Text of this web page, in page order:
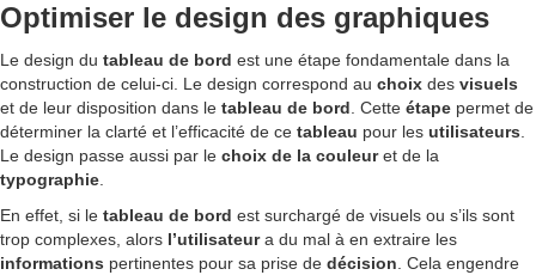
Optimiser le design des graphiques
Le design du tableau de bord est une étape fondamentale dans la
construction de celui-ci. Le design correspond au choix des visuels
et de leur disposition dans le tableau de bord . Cette étape permet de
déterminer la clarté et l’efficacité de ce tableau pour les utilisateurs
Le design passe aussi par le choix de la couleuret de la
typographie
En effet, si le tableau de bord est surchargé de visuels ou s’ils sont
trop complexes, alors l’utilisateura du mal à en extraire les
informations pertinentes pour sa prise de décision . Cela engendre